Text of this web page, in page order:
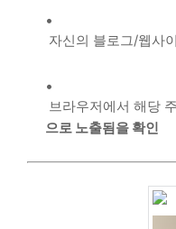
자신의 블로그/웹사
브라우저에서 해당
으로 노출됨을 확인